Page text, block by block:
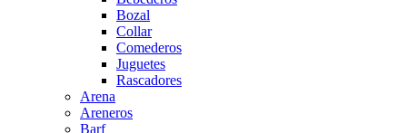
Bozal
Collar
Comederos
Juguetes
Rascadores
Arena
Areneros
Barf